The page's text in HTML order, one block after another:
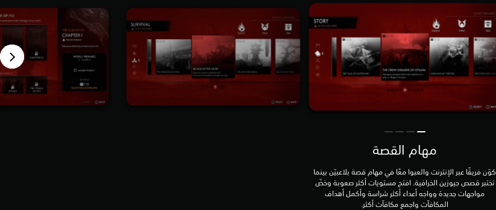
مهام القصة
كوّن فريقًا عبر الإنترنت والعبوا معًا في مهام قصة بلاعبيّن بينما
تختبر قصص جيوزين الخرافية. افتح مستويات أكثر صعوبة وخضّ
مواجهات جديدة وواجه أعداء أكثر شراسة وأكمل أهداف
المكافآت واجمع مكافآت أكثر.